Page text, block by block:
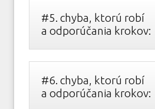
#5. chyba, ktorú robí
a odporúčania krokov:
#6. chyba, ktorú robí
a odporúčania krokov: